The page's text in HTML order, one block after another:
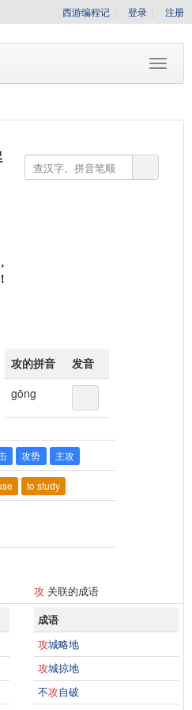
西游编程记 登录 注册
攻的拼音
发音
gōng
攻势 主攻
to study
攻 关联的成语
成语
攻城略地
攻城掠地
不攻自破